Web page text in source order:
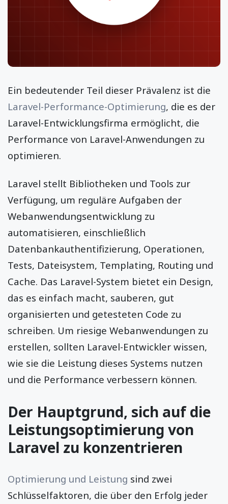
Ein bedeutender Teil dieser Prävalenz ist die
Laravel-Performance-Optimierung, die es der
Laravel-Entwicklungsfirma ermöglicht, die
Performance von Laravel-Anwendungen zu
optimieren.
Laravel stellt Bibliotheken und Tools zur
Verfügung, um reguläre Aufgaben der
Webanwendungsentwicklung zu
automatisieren, einschließlich
Datenbankauthentifizierung, Operationen,
Tests, Dateisystem, Templating, Routing und
Cache. Das Laravel-System bietet ein Design,
das es einfach macht, sauberen, gut
organisierten und getesteten Code zu
schreiben. Um riesige Webanwendungen zu
erstellen, sollten Laravel-Entwickler wissen,
wie sie die Leistung dieses Systems nutzen
und die Performance verbessern können.
Der Hauptgrund, sich auf die
Leistungsoptimierung von
Laravel zu konzentrieren
Optimierung und Leistung sind zwei
Schlüsselfaktoren, die über den Erfolg jeder